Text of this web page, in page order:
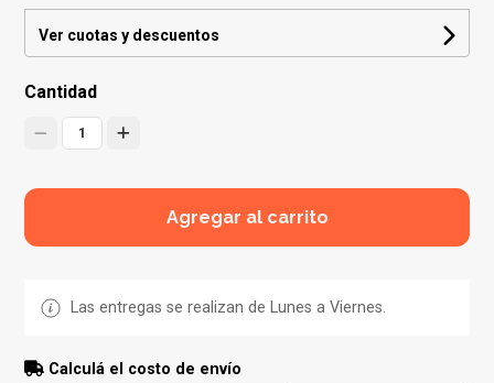
Ver cuotas y descuentos
Cantidad
1
Agregar al carrito
Las entregas se realizan de Lunes a Viernes.
Calculá el costo de envío